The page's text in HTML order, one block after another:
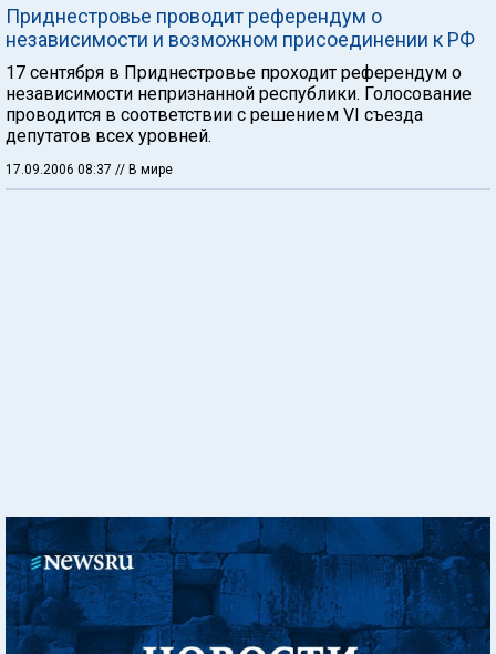
Приднестровье проводит референдум о
независимости и возможном присоединении к РФ
17 сентября в Приднестровье проходит референдум о
независимости непризнанной республики. Голосование
проводится в соответствии с решением VI съезда
депутатов всех уровней.
17.09.2006 08:37 // В мире